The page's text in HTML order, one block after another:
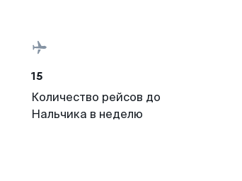
15
Количество рейсов до
Нальчика в неделю